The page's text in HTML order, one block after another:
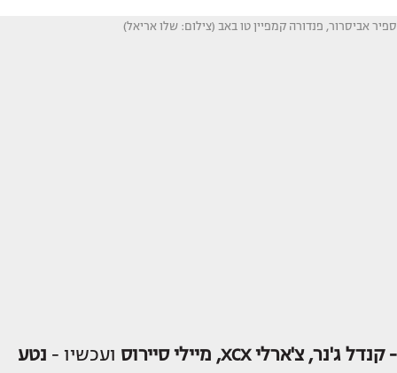
ספיר אביסרור, פנדורה קמפיין טו באב (צילום: שלו אריאל)
- קנדל ג'נר, צ'ארלי XCX, מיילי סיירוס ועכשיו - נטע